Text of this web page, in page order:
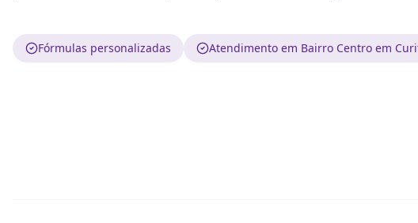
Fórmulas personalizadas Atendimento em Bairro Centro em